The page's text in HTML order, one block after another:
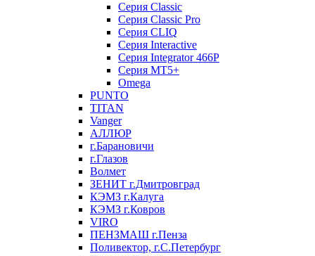
Серия Classic
Серия Classic Pro
Серия CLIQ
Серия Interactive
Серия Integrator 466P
Серия MT5+
Omega
PUNTO
TITAN
Vanger
АЛЛЮР
г.Барановичи
г.Глазов
Волмет
ЗЕНИТ г.Дмитровград
КЭМЗ г.Калуга
КЭМЗ г.Ковров
VIRO
ПЕНЗМАШ г.Пенза
Поливектор, г.С.Петербург